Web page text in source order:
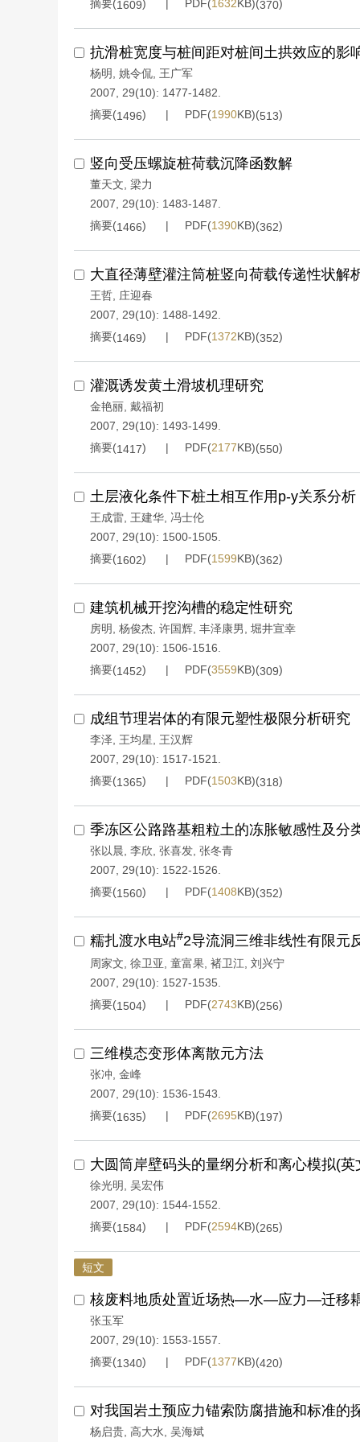
摘要(1609) PDF(1632KB)(370)
抗滑桩宽度与桩间距对桩间土拱效应的影
杨明 姚令侃 王广军
2007, 29(10): 1477-1482.
摘要(1496) PDF(1990KB)(513)
竖向受压螺旋桩荷载沉降函数解
董天文 梁力
2007, 29(10): 1483-1487.
摘要(1466) PDF(1390KB)(362)
大直径薄壁灌注筒桩竖向荷载传递性状解
王哲
庄迎春
2007, 29(10): 1488-1492.
摘要(1469) PDF(1372KB)(352)
灌溉诱发黄土滑坡机理研究
金艳丽 戴福初
2007, 29(10): 1493-1499.
摘要(1417) PDF(2177KB)(550)
土层液化条件下桩土相互作用p-y关系分析
王成雷 王建华 冯士伦
2007, 29(10): 1500-1505.
摘要(1602) PDF(1599KB)(362)
建筑机械开挖沟槽的稳定性研究
房明 杨俊杰 许国辉 丰泽康男
堀井宣幸
2007, 29(10): 1506-1516.
摘要(1452) PDF(3559KB)(309)
成组节理岩体的有限元塑性极限分析研究
李泽 王均星
王汉辉
2007, 29(10): 1517-1521.
摘要(1365) PDF(1503KB)(318)
季冻区公路路基粗粒土的冻胀敏感性及分
张以晨 李欣 张喜发 张冬青
2007, 29(10): 1522-1526.
摘要(1560) PDF(1408KB)(352)
糯扎渡水电站#2导流洞三维非线性有限元
周家文 徐卫亚 童富果 褚卫江 刘兴宁
2007, 29(10): 1527-1535.
摘要(1504) PDF(2743KB)(256)
三维模态变形体离散元方法
张冲 金峰
2007, 29(10): 1536-1543.
摘要(1635) PDF(2695KB)(197)
大圆筒岸壁码头的量纲分析和离心模拟(英
徐光明
吴宏伟
2007, 29(10): 1544-1552.
摘要(1584) PDF(2594KB)(265)
短文
核废料地质处置近场热—水—应力—迁移
张玉军
2007, 29(10): 1553-1557.
摘要(1340) PDF(1377KB)(420)
对我国岩土预应力锚索防腐措施和标准的
杨启贵 高大水 吴海斌